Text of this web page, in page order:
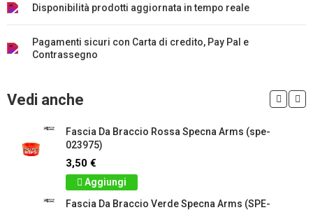
Disponibilità prodotti aggiornata in tempo reale
Pagamenti sicuri con Carta di credito, Pay Pal e
Contrassegno
Vedi anche
Fascia Da Braccio Rossa Specna Arms (spe-
023975)
3,50 €
Aggiungi
Fascia Da Braccio Verde Specna Arms (SPE-